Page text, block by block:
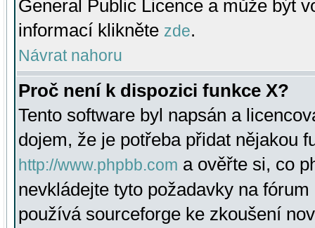
General Public Licence a může být
informací klikněte zde.
Návrat nahoru
Proč není k dispozici funkce X?
Tento software byl napsán a
dojem, že je potřeba přidat nějakou
http://www.phpbb.com a ověřte si, co
nevkládejte tyto požadavky na
používá sourceforge ke zkoušení